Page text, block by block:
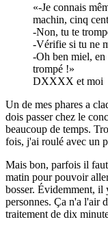
-Je connais
machin, cinq
-Non, tu te
-Vérifie si tu ne
-Oh ben miel, en
trompé !
DXXXX et moi
Un de mes phares a
dois passer chez le
beaucoup de temps.
fois, j'ai roulé avec un
Mais bon, parfois il
matin pour pouvoir
bosser. Évidemment, il
personnes. Ça n'a l'air
traitement de dix